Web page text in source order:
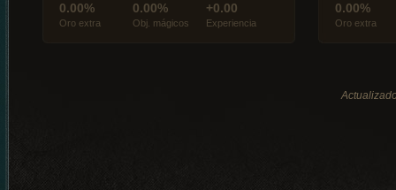
0.00%
Oro extra
0.00%
Obj. mágicos
+0.00
Experiencia
0.00%
Oro extra